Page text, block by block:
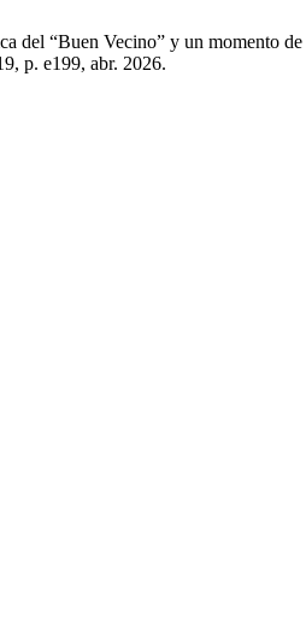
del “Buen Vecino” y un momento
p. e199, abr. 2026.